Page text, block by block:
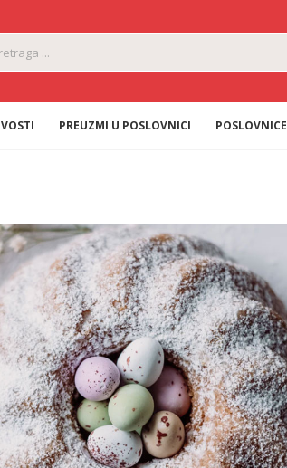
PREUZMI U POSLOVNICI POSLOVNICE